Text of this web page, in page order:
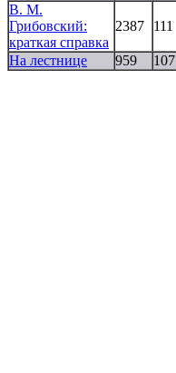
В. М.
Грибовский:
краткая справка
2387 111
На лестнице 959 107